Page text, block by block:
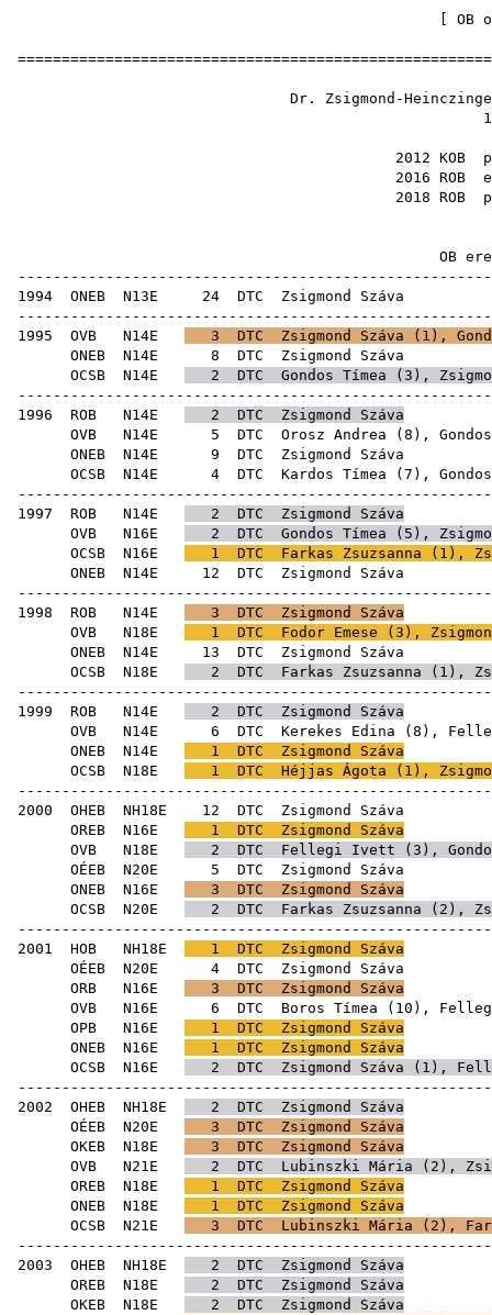
OB
Dr. Zsigmond-
2012 KOB
2016 ROB
2018 ROB
OB
1994 ONEB N13E 24 DTC
1995 OVB N14E 3 DTC Zsigmond Száva ( 1 ),
ONEB N14E 8 DTC
OCSB N14E 2 DTC Gondos Tímea ( 3 ),
1996 ROB N14E 2 DTC Zsigmond Száva
OVB N14E 5 DTC Orosz Andrea ( 8 ),
ONEB N14E 9 DTC
OCSB N14E 4 DTC Kardos Tímea ( 7 ),
1997 ROB N14E 2 DTC Zsigmond Száva
OVB N16E 2 DTC Gondos Tímea ( 5 ),
OCSB N16E 1 DTC Farkas Zsuzsanna ( 1 ),
ONEB N14E 12 DTC
1998 ROB N14E 3 DTC Zsigmond Száva
OVB N18E 1 DTC Fodor Emese ( 3 ),
ONEB N14E 13 DTC
OCSB N18E 2 DTC Farkas Zsuzsanna ( 1 ),
1999 ROB N14E 2 DTC Zsigmond Száva
OVB N14E 6 DTC Kerekes Edina ( 8 ),
ONEB N14E 1 DTC Zsigmond Száva
OCSB N18E 1 DTC Héjjas Ágota ( 1 ),
2000 OHEB NH18E 12 DTC
OREB N16E 1 DTC Zsigmond Száva
OVB N18E 2 DTC Fellegi Ivett ( 3 ),
OÉEB N20E 5 DTC
ONEB N16E 3 DTC Zsigmond Száva
OCSB N20E 2 DTC Farkas Zsuzsanna ( 2 ),
2001 HOB NH18E 1 DTC Zsigmond Száva
OÉEB N20E 4 DTC
ORB N16E 3 DTC Zsigmond Száva
OVB N16E 6 DTC Boros Tímea ( 10 ),
OPB N16E 1 DTC Zsigmond Száva
ONEB N16E 1 DTC Zsigmond Száva
OCSB N16E 2 DTC Zsigmond Száva ( 1 ),
2002 OHEB NH18E 2 DTC Zsigmond Száva
OÉEB N20E 3 DTC Zsigmond Száva
OKEB N18E 3 DTC Zsigmond Száva
OVB N21E 2 DTC Lubinszki Mária ( 2 ),
OREB N18E 1 DTC Zsigmond Száva
ONEB N18E 1 DTC Zsigmond Száva
OCSB N21E 3 DTC Lubinszki Mária ( 2 ),
2003 OHEB NH18E 2 DTC Zsigmond Száva
OREB N18E 2 DTC Zsigmond Száva
OKEB N18E 2 DTC Zsigmond Száva